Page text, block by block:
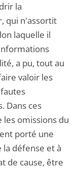
la
qui n'assortit
laquelle il
a pu, tout au
valoir les
Dans ces
omissions du
porté une
défense et à
de cause, être